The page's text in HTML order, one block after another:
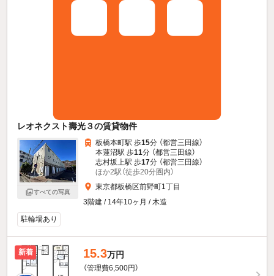
レオネクスト壽光３の賃貸物件
すべての写真
板橋本町駅 歩15分 （都営三田線）
本蓮沼駅 歩11分 （都営三田線）
志村坂上駅 歩17分 （都営三田線）
ほか2駅（徒歩20分圏内）
東京都板橋区前野町1丁目
3階建 / 14年10ヶ月 / 木造
駐輪場あり
新着 15.3万円
（管理費6,500円）